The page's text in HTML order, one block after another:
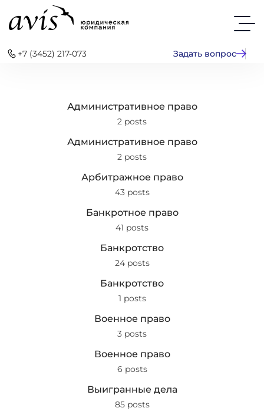
+7 (3452) 217-073 Задать вопрос
Административное право
2 posts
Административное право
2 posts
Арбитражное право
43 posts
Банкротное право
41 posts
Банкротство
24 posts
Банкротство
1 posts
Военное право
3 posts
Военное право
6 posts
Выигранные дела
85 posts